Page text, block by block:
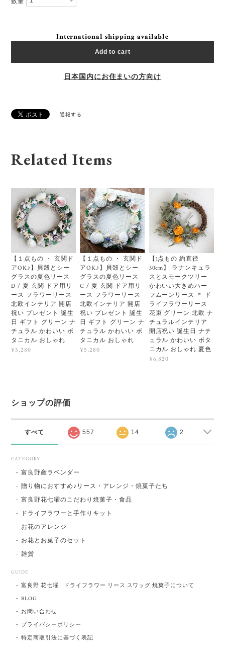
International shipping available
Add to cart
日本国内にお住まいの方向け
通報する
Related Items
【１点もの ・ 玄関ド
アOK♪】貝殻とシー
グラスの夏色リース
D / 夏 玄関 ドア用リ
ース フラワーリース
北欧インテリア 開店
祝い プレゼント 誕生
日 ギフト グリーン ナ
チュラル かわいい ボ
タニカル おしゃれ
¥5,280
【１点もの ・ 玄関ド
アOK♪】貝殻とシー
グラスの夏色リース
C / 夏 玄関 ドア用リ
ース フラワーリース
北欧インテリア 開店
祝い プレゼント 誕生
日 ギフト グリーン ナ
チュラル かわいい ボ
タニカル おしゃれ
¥5,280
【1点もの 約直径
30cm】 ラナンキュラ
スとスモークツリー
かわいい大きめハー
フムーンリース ＊ ド
ライフラワーリース
花束 グリーン 北欧 ナ
チュラルインテリア
開店祝い 誕生日 ナチ
ュラル かわいい ボタ
ニカル おしゃれ 夏色
¥6,820
ショップの評価
すべて 557 14 2
CATEGORY
富良野産ラベンダー
贈り物におすすめ♪リース・アレンジ・焼菓子たち
富良野花七曜のこだわり焼菓子・食品
ドライフラワーと手作りキット
お花のアレンジ
お花とお菓子のセット
雑貨
GUIDE
富良野 花七曜 | ドライフラワー リース スワッグ 焼菓子について
BLOG
お問い合わせ
プライバシーポリシー
特定商取引法に基づく表記